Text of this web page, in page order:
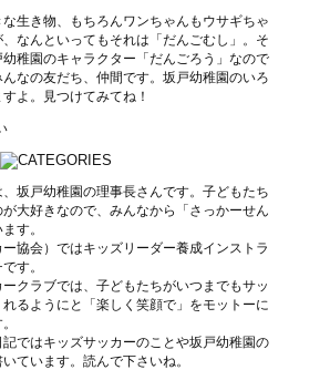
生き物、もちろんワンちゃんもウサギちゃ
なんといってもそれは「だんごむし」。そ
稚園のキャラクター「だんごろう」なので
なの友だち、仲間です。坂戸幼稚園のいろ
よ。見つけてみてね！
坂戸幼稚園の理事長さんです。子どもたち
大好きなので、みんなから「さっかーせん
す。
ー協会）ではキッズリーダー養成インストラ
す。
クラブでは、子どもたちがいつまでもサッ
るようにと「楽しく笑顔で」をモットーに
ではキッズサッカーのことや坂戸幼稚園の
ています。読んで下さいね。